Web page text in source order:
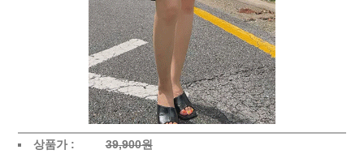
상품가 :
39,900원